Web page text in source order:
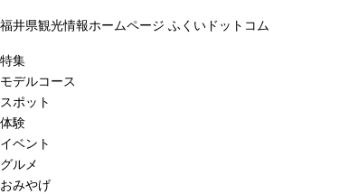
福井県観光情報ホームページ ふくいドットコム
特集
モデルコース
スポット
体験
イベント
グルメ
おみやげ